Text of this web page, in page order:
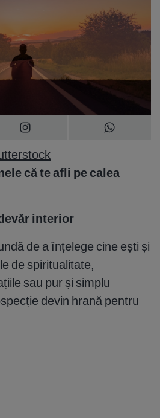
că te afli pe calea
interior
de a înțelege cine ești și
de spiritualitate,
sau pur și simplu
devin hrană pentru